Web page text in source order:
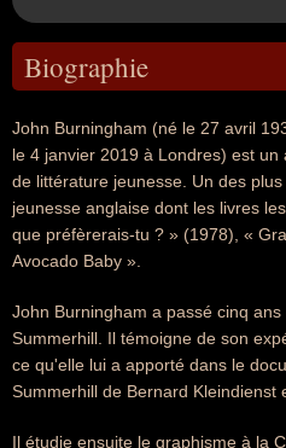
Biographie
John Burningham (né le 27 avril
le 4 janvier 2019 à Londres) est
de littérature jeunesse. Un des
jeunesse anglaise dont les livres
que préfèrerais-tu ? » (1978), «
Avocado Baby ».
John Burningham a passé cinq
Summerhill. Il témoigne de son
ce qu'elle lui a apporté dans le
Summerhill de Bernard Kleindienst
Il étudie ensuite le graphisme à la